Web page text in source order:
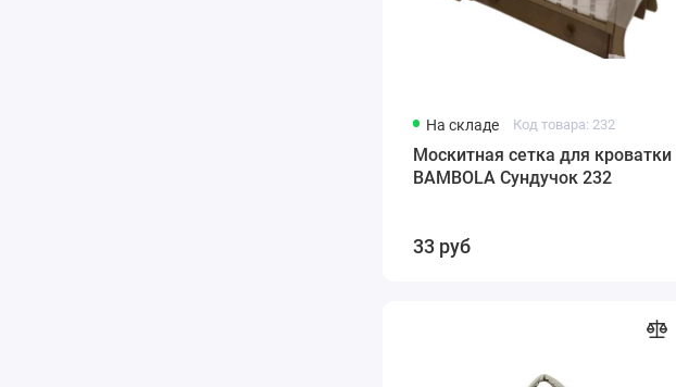
На складе Код товара: 232
Москитная сетка для кроватки
BAMBOLA Сундучок 232
33 руб